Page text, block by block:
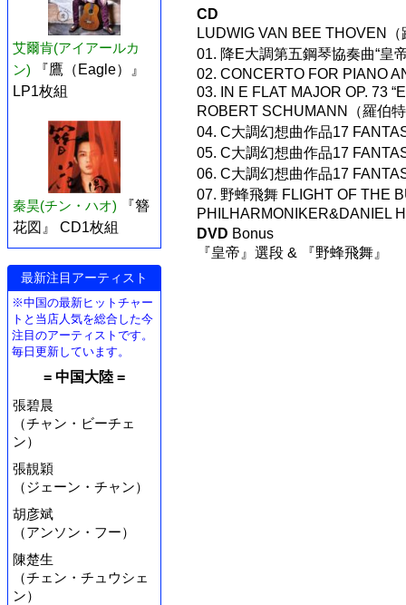
艾爾肯(アイアールカ
ン)
『鷹（Eagle）』
LP1枚組
秦昊(チン・ハオ)
『簪
花図』 CD1枚組
最新注目アーティスト
※中国の最新ヒットチャー
トと当店人気を総合した今
注目のアーティストです。
毎日更新しています。
= 中国大陸 =
張碧晨
（チャン・ビーチェ
ン）
張靚穎
（ジェーン・チャン）
胡彦斌
（アンソン・フー）
陳楚生
（チェン・チュウシェ
ン）
CD
LUDWIG VAN BEE THOVEN
01. 降E大調第五鋼琴協奏曲“皇
02. CONCERTO FOR PIANO
03. IN E FLAT MAJOR OP. 73
ROBERT SCHUMANN（羅伯
04. C大調幻想曲作品17
05. C大調幻想曲作品17
06. C大調幻想曲作品17
07. 野蜂飛舞 FLIGHT OF THE
PHILHARMONIKER&DANIEL
DVD Bonus
『皇帝』選段 & 『野蜂飛舞』